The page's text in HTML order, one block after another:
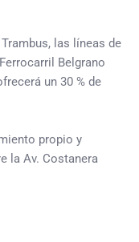
las líneas de
Belgrano
un 30 % de
propio y
la Av. Costanera